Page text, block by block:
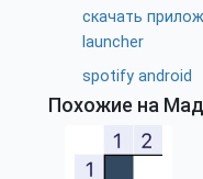
скачать
launcher
spotify android
Похожие на